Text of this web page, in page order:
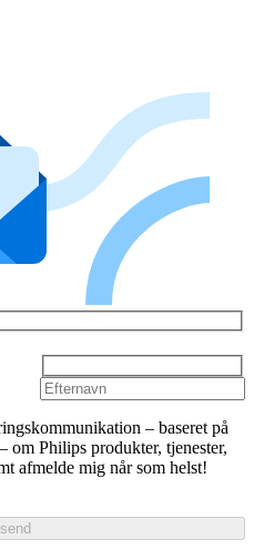
– baseret på
Philips produkter, tjenester,
afmelde mig når som helst!